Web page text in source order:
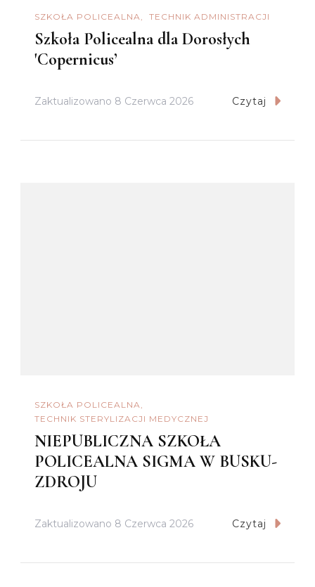
SZKOŁA POLICEALNA TECHNIK ADMINISTRACJI
Szkoła Policealna dla Dorosłych
'Copernicus’
Zaktualizowano 8 Czerwca 2026 Czytaj
SZKOŁA POLICEALNA
TECHNIK STERYLIZACJI MEDYCZNEJ
NIEPUBLICZNA SZKOŁA
POLICEALNA SIGMA W BUSKU-
ZDROJU
Zaktualizowano 8 Czerwca 2026 Czytaj